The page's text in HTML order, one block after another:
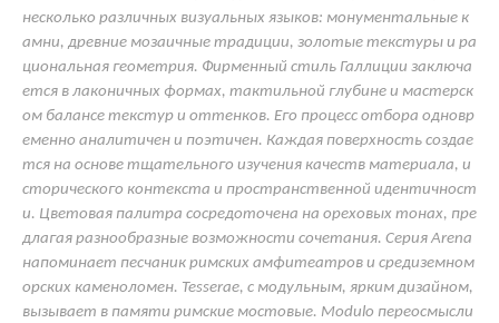
несколько различных визуальных языков: монументальные к
амни, древние мозаичные традиции, золотые текстуры и ра
циональная геометрия. Фирменный стиль Галлиции заключа
ется в лаконичных формах, тактильной глубине и мастерск
ом балансе текстур и оттенков. Его процесс отбора одновр
еменно аналитичен и поэтичен. Каждая поверхность создае
тся на основе тщательного изучения качеств материала, и
сторического контекста и пространственной идентичност
и. Цветовая палитра сосредоточена на ореховых тонах, пре
длагая разнообразные возможности сочетания. Серия Arena
напоминает песчаник римских амфитеатров и средиземном
орских каменоломен. Tesserae, с модульным, ярким дизайном,
вызывает в памяти римские мостовые. Modulo переосмысли